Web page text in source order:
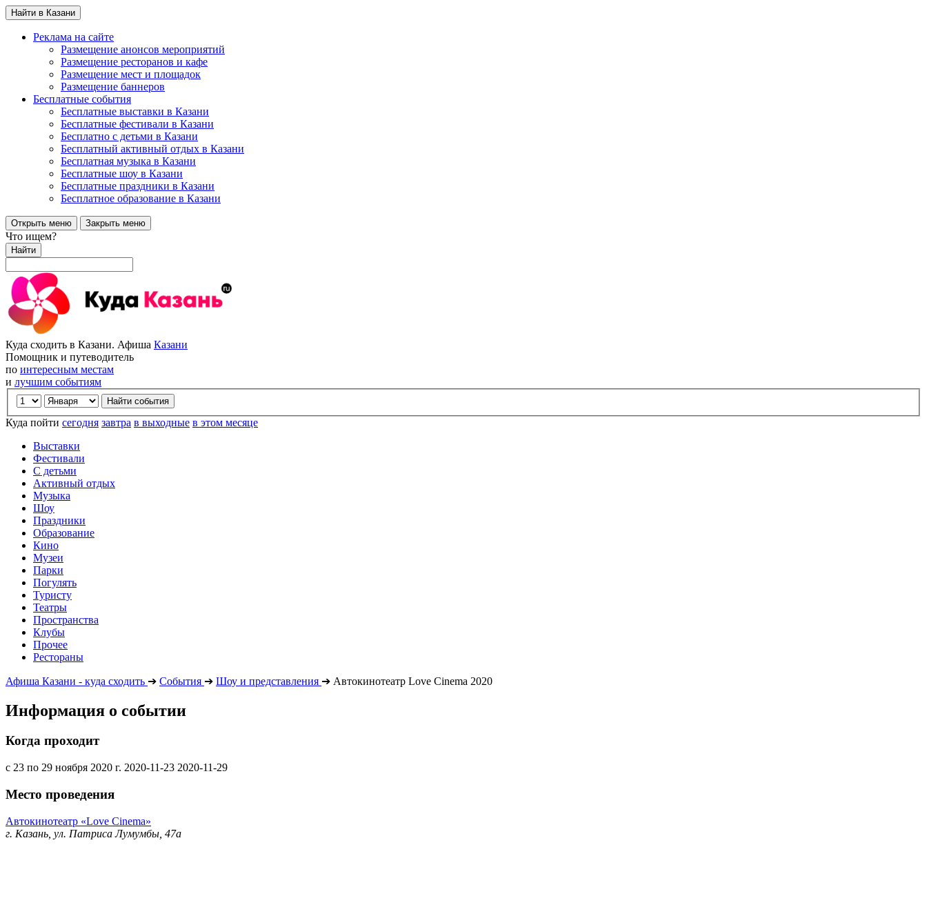
Найти в Казани
Реклама на сайте
Размещение анонсов мероприятий
Размещение ресторанов и кафе
Размещение мест и площадок
Размещение баннеров
Бесплатные события
Бесплатные выставки в Казани
Бесплатные фестивали в Казани
Бесплатно с детьми в Казани
Бесплатный активный отдых в Казани
Бесплатная музыка в Казани
Бесплатные шоу в Казани
Бесплатные праздники в Казани
Бесплатное образование в Казани
Открыть меню Закрыть меню
Что ищем?
Найти
Куда сходить в Казани. Афиша Казани
Помощник и путеводитель
по интересным местам
и лучшим событиям
Куда пойти сегодня завтра в выходные в этом месяце
Выставки
Фестивали
С детьми
Активный отдых
Музыка
Шоу
Праздники
Образование
Кино
Музеи
Парки
Погулять
Туристу
Театры
Пространства
Клубы
Прочее
Рестораны
Афиша Казани - куда сходить ➔ События ➔ Шоу и представления ➔ Автокинотеатр Love Cinema 2020
Информация о событии
Когда проходит
с 23 по 29 ноября 2020 г. 2020-11-23 2020-11-29
Место проведения
Автокинотеатр «Love Cinema»
г. Казань, ул. Патриса Лумумбы, 47а